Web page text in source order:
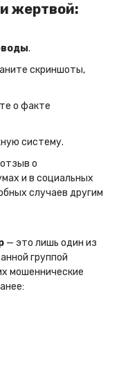
жертвой:
.
скриншоты,
о факте
систему.
о
и в социальных
случаев другим
— это лишь один из
группой
мошеннические